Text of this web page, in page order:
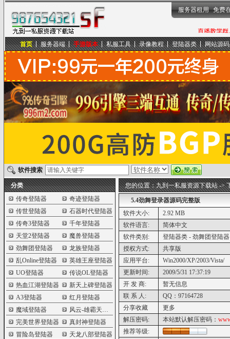
九到一私服资源下载站
服务器租用 免费
首页 服务器端 手游版本 私服工具 录像教程 登陆器类 网站源码
软件搜索
分类
传奇登陆器
奇迹登陆器
传世登陆器
石器时代登陆器
传奇3登陆器
千年登陆器
天堂2登陆器
魔兽登陆器
劲舞团登陆器
龙族登陆器
乱Online登陆器
英雄王座登陆器
UO登陆器
传说OL登陆器
热血江湖登陆器
新天上碑登陆器
A3登陆器
红月登陆器
魔域登陆器
风云-雄霸天下登陆器
完美世界登陆器
真封神登陆器
冒险岛登陆器
天龙八部登陆器
您的位置：九到一私服资源下载站->
5.4劲舞登录器源码完整版
软件大小:
2.92 MB
软件语言:
简体中文
软件类别:
登陆器类 - 劲舞团登陆器
授权方式:
共享版
应用平台:
Win2000/XP/2003/Vista/
更新时间:
2009/5/31 17:37:19
开 发 商:
暂无信息
联 系 人:
QQ：97164728
分享收藏
更多
解压密码:
本站默认解压密码：
推荐等级: